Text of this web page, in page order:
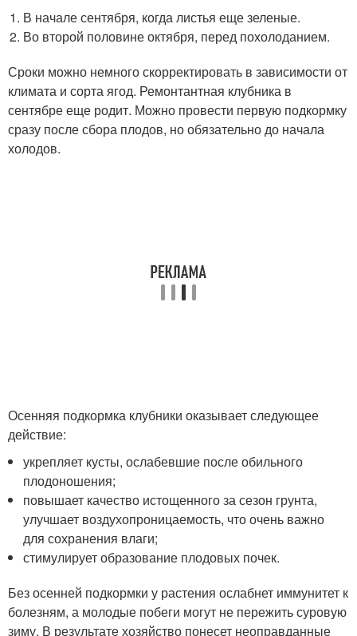
В начале сентября, когда листья еще зеленые.
Во второй половине октября, перед похолоданием.
Сроки можно немного скорректировать в зависимости от
климата и сорта ягод. Ремонтантная клубника в
сентябре еще родит. Можно провести первую подкормку
сразу после сбора плодов, но обязательно до начала
холодов.
Осенняя подкормка клубники оказывает следующее
действие:
укрепляет кусты, ослабевшие после обильного
плодоношения;
повышает качество истощенного за сезон грунта,
улучшает воздухопроницаемость, что очень важно
для сохранения влаги;
стимулирует образование плодовых почек.
Без осенней подкормки у растения ослабнет иммунитет к
болезням, а молодые побеги могут не пережить суровую
зиму. В результате хозяйство понесет неоправданные